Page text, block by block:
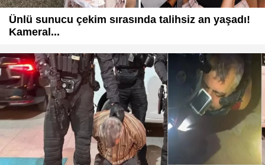
Ünlü sunucu çekim sırasında talihsiz an yaşadı!
Kameral...